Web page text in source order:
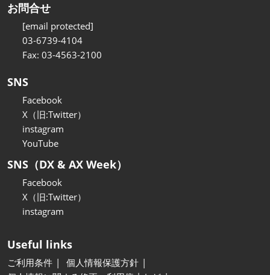
お問合せ
[email protected]
03-6739-4104
Fax: 03-4563-2100
SNS
Facebook
X（旧:Twitter）
instagram
YouTube
SNS（DX & AX Week）
Facebook
X（旧:Twitter）
instagram
Useful links
ご利用条件
個人情報保護方針